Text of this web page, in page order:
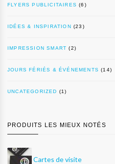
FLYERS PUBLICITAIRES (6)
IDÉES & INSPIRATION (23)
IMPRESSION SMART (2)
JOURS FÉRIÉS & ÉVÉNEMENTS (14)
UNCATEGORIZED (1)
PRODUITS LES MIEUX NOTÉS
Cartes de visite